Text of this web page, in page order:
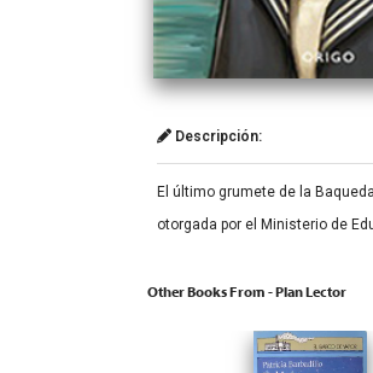
Descripción:
El último grumete de la
otorgada por el Ministerio de
Other Books From - Plan Lector